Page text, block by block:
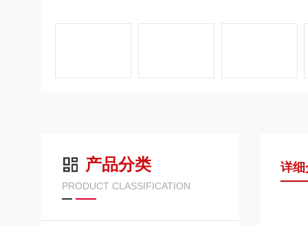
产品分类
PRODUCT CLASSIFICATION
详细